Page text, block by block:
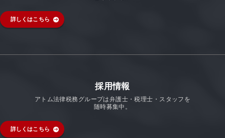
詳しくはこちら
採用情報
アトム法律税務グループは弁護士・税理士・スタッフを
随時募集中。
詳しくはこちら